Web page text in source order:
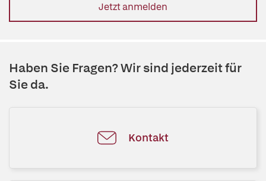
Jetzt anmelden
Haben Sie Fragen? Wir sind jederzeit für
Sie da.
Kontakt